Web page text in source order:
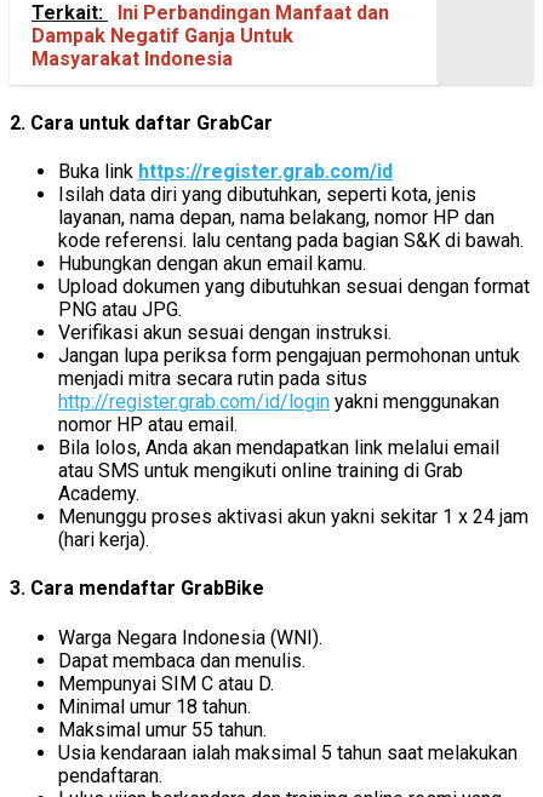
Terkait:
Ini Perbandingan Manfaat dan
Dampak Negatif Ganja Untuk
Masyarakat Indonesia
2. Cara untuk daftar GrabCar
Buka link https://register.grab.com/id
Isilah data diri yang dibutuhkan, seperti kota, jenis
layanan, nama depan, nama belakang, nomor HP dan
kode referensi. lalu centang pada bagian S&K di bawah.
Hubungkan dengan akun email kamu.
Upload dokumen yang dibutuhkan sesuai dengan format
PNG atau JPG.
Verifikasi akun sesuai dengan instruksi.
Jangan lupa periksa form pengajuan permohonan untuk
menjadi mitra secara rutin pada situs
http://register.grab.com/id/login yakni menggunakan
nomor HP atau email.
Bila lolos, Anda akan mendapatkan link melalui email
atau SMS untuk mengikuti online training di Grab
Academy.
Menunggu proses aktivasi akun yakni sekitar 1 x 24 jam
(hari kerja).
3. Cara mendaftar GrabBike
Warga Negara Indonesia (WNI).
Dapat membaca dan menulis.
Mempunyai SIM C atau D.
Minimal umur 18 tahun.
Maksimal umur 55 tahun.
Usia kendaraan ialah maksimal 5 tahun saat melakukan
pendaftaran.